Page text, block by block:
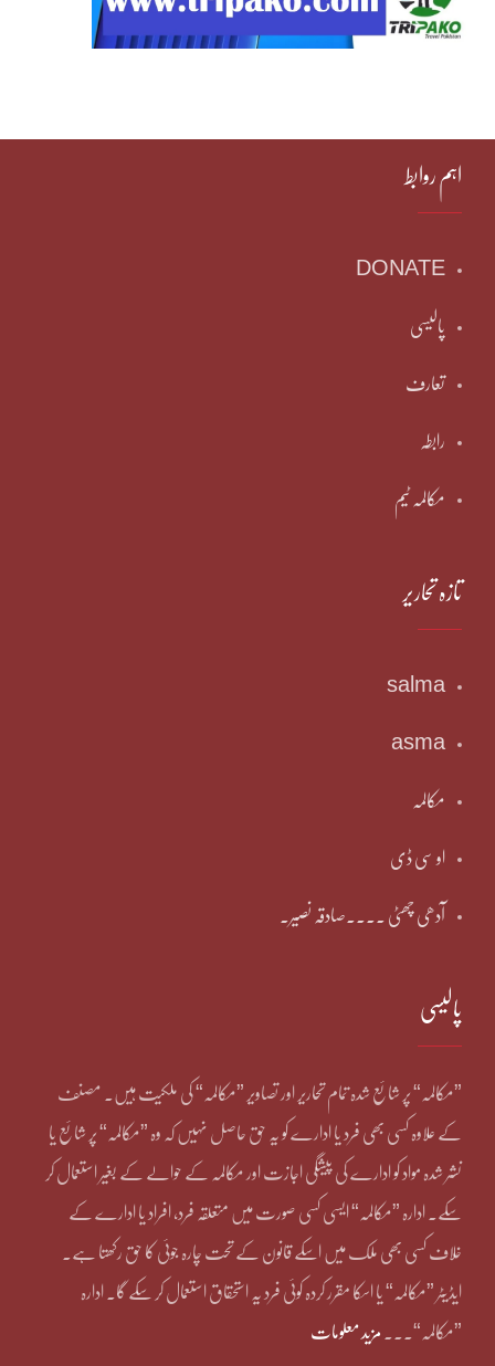
اہم روابط
DONATE
پالیسی
تعارف
رابطہ
مکالمہ ٹیم
تازہ تحاریر
salma
asma
مکالمہ
او سی ڈی
آدھی چھٹی ۔۔۔۔صادقہ نصیر۔
پالیسی
”مکالمہ“ پر شائع شدہ تمام تحاریر اور تصاویر ”مکالمہ“ کی ملکیت ہیں۔ مصنف
کے علاوہ کسی بھی فرد یا ادارے کو یہ حق حاصل نہیں کہ وہ ”مکالمہ“ پر شائع یا
نشر شدہ مواد کو ادارے کی پیشگی اجازت اور مکالمہ کے حوالے کے بغیر استعمال کر
سکے۔ ادارہ ”مکالمہ“ ایسی کسی صورت میں متعلقہ فرد، افراد یا ادارے کے
خلاف کسی بھی ملک میں اسکے قانون کے تحت چارہ جوئی کا حق رکھتا ہے۔
ایڈیٹر ”مکالمہ“ یا اسکا مقرر کردہ کوئی فرد یہ استحقاق استعمال کر سکے گا۔ ادارہ
”مکالمہ“۔۔۔ مزید معلومات